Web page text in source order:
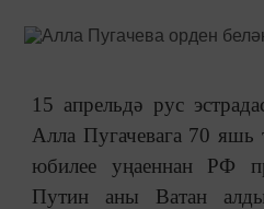
15 апрельдә рус
Алла Пугачевага 70
юбилее уңаеннан РФ
Путин аны Ватан